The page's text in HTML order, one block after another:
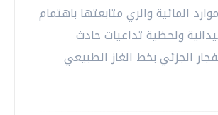
المائية والري متابعتها باهتمام
ولحظية تداعيات حادث
الجزئي بخط الغاز الطبيعي